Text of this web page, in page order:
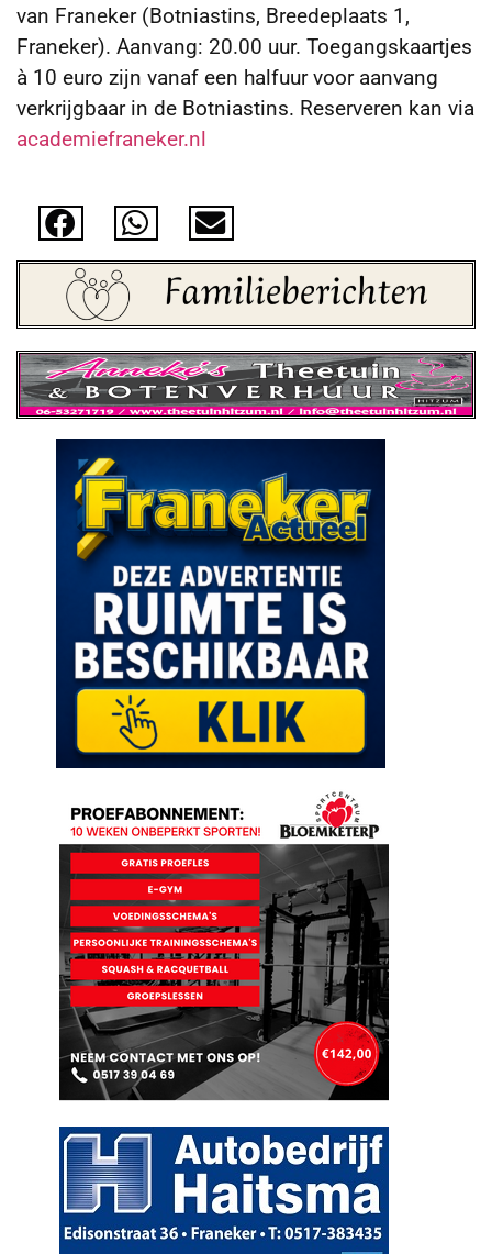
van Franeker (Botniastins, Breedeplaats 1,
Franeker). Aanvang: 20.00 uur. Toegangskaartjes
à 10 euro zijn vanaf een halfuur voor aanvang
verkrijgbaar in de Botniastins. Reserveren kan via
academiefraneker.nl